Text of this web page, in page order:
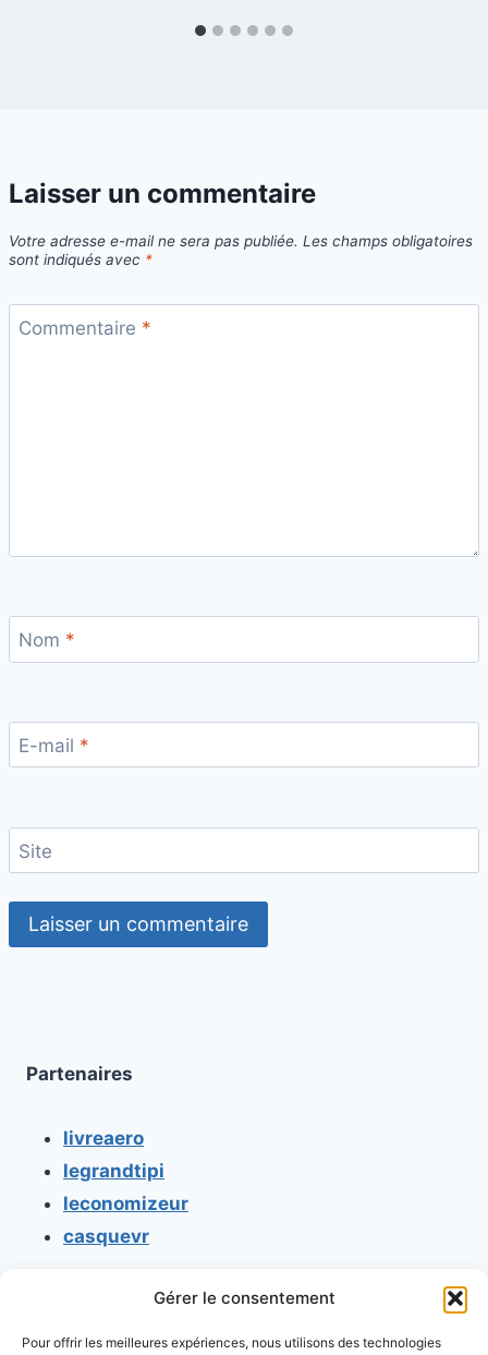
Gérer le consentement
Pour offrir les meilleures expériences, nous utilisons des technologies
Laisser un commentaire
Votre adresse e-mail ne sera pas publiée. Les champs obligatoires
sont indiqués avec *
Commentaire *
Nom *
E-mail *
Site
Partenaires
livreaero
legrandtipi
leconomizeur
casquevr